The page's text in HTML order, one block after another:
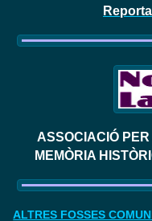
ASSOCIACIÓ
MEMÒRIA
ALTRES FOSSES